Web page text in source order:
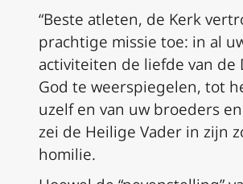
“Beste atleten, de Kerk
prachtige missie toe: in al
activiteiten de liefde van de
God te weerspiegelen, tot
uzelf en van uw broeders
zei de Heilige Vader in zijn
homilie.